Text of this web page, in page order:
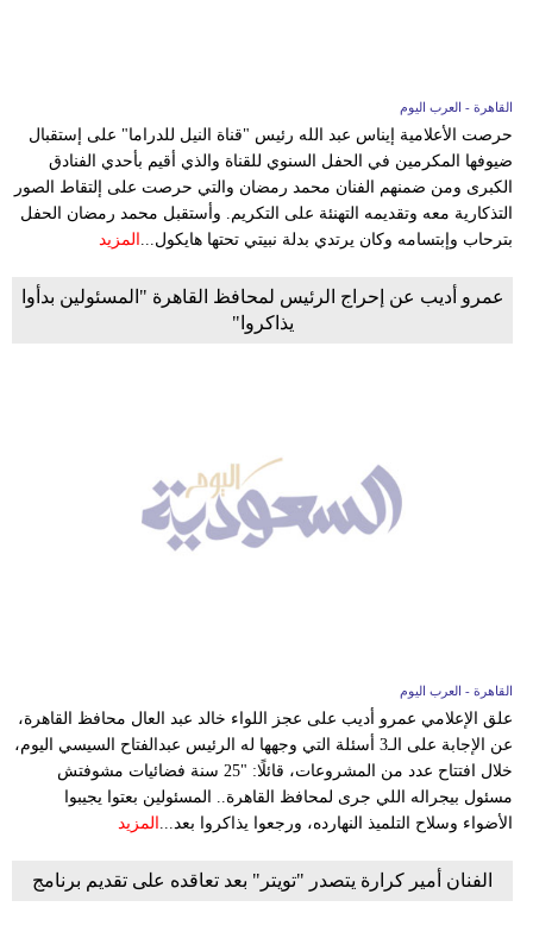
القاهرة - العرب اليوم
حرصت الأعلامية إيناس عبد الله رئيس "قناة النيل للدراما" على إستقبال
ضيوفها المكرمين في الحفل السنوي للقناة والذي أقيم بأحدي الفنادق
الكبرى ومن ضمنهم الفنان محمد رمضان والتي حرصت على إلتقاط الصور
التذكارية معه وتقديمه التهنئة على التكريم. وأستقبل محمد رمضان الحفل
بترحاب وإبتسامه وكان يرتدي بدلة نبيتي تحتها هايكول... المزيد
عمرو أديب عن إحراج الرئيس لمحافظ القاهرة "المسئولين بدأوا
يذاكروا"
القاهرة - العرب اليوم
علق الإعلامي عمرو أديب على عجز اللواء خالد عبد العال محافظ القاهرة،
عن الإجابة على الـ3 أسئلة التي وجهها له الرئيس عبدالفتاح السيسي اليوم،
خلال افتتاح عدد من المشروعات، قائلًا: "25 سنة فضائيات مشوفتش
مسئول بيجراله اللي جرى لمحافظ القاهرة.. المسئولين بعتوا يجيبوا
الأضواء وسلاح التلميذ النهارده، ورجعوا يذاكروا بعد... المزيد
الفنان أمير كرارة يتصدر "تويتر" بعد تعاقده على تقديم برنامج